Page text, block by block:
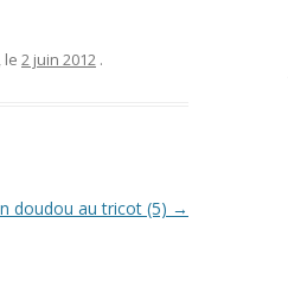
, le 2 juin 2012 .
doudou au tricot (5) →